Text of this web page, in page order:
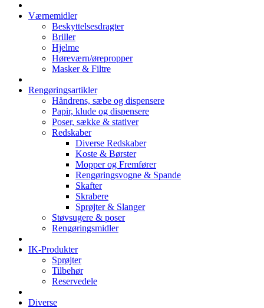
Værnemidler
Beskyttelsesdragter
Briller
Hjelme
Høreværn/ørepropper
Masker & Filtre
Rengøringsartikler
Håndrens, sæbe og dispensere
Papir, klude og dispensere
Poser, sække & stativer
Redskaber
Diverse Redskaber
Koste & Børster
Mopper og Fremfører
Rengøringsvogne & Spande
Skafter
Skrabere
Sprøjter & Slanger
Støvsugere & poser
Rengøringsmidler
IK-Produkter
Sprøjter
Tilbehør
Reservedele
Diverse